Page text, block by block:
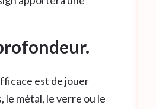
est de jouer
le métal, le verre ou le